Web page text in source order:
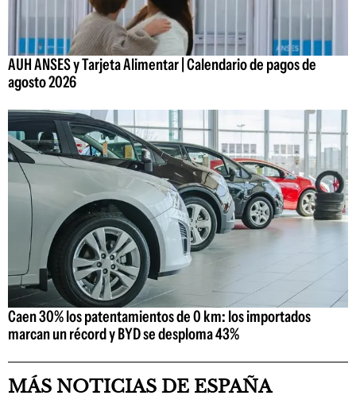
AUH ANSES y Tarjeta Alimentar | Calendario de pagos de
agosto 2026
Caen 30% los patentamientos de 0 km: los importados
marcan un récord y BYD se desploma 43%
MÁS NOTICIAS DE ESPAÑA